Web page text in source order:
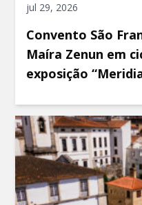
jul 29, 2026
Convento São
Maíra Zenun em
exposição